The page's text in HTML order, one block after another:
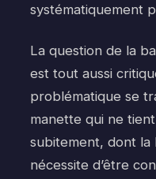
systématiquement
La question de la
est tout aussi
problématique se
manette qui ne
subitement, dont
nécessite d’être